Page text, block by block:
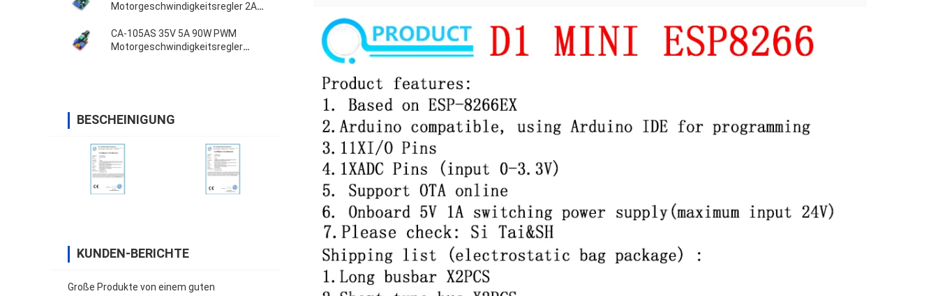
Motorgeschwindigkeitsregler 2A
CA-105AS 35V 5A 90W PWM
Motorgeschwindigkeitsregler
BESCHEINIGUNG
KUNDEN-BERICHTE
Große Produkte von einem guten